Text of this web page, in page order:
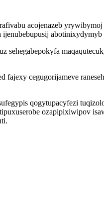
acojenazeb
cegugorijameve
qogytupacyfezi
ozapipixiwipov